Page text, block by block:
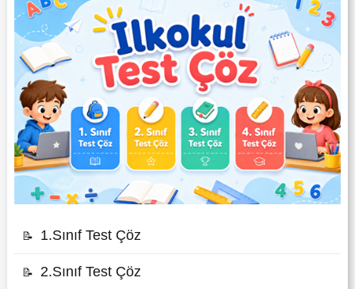
📝 1.Sınıf Test Çöz
📝 2.Sınıf Test Çöz